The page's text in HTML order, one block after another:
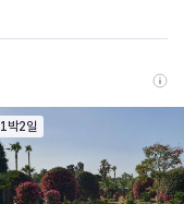
1박2일